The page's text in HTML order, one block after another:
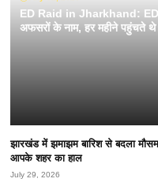
ED Raid in Jharkhand: ED
अफसरों के नाम, हर महीने पहुंचते थे
झारखंड में झमाझम बारिश से बदला
आपके शहर का हाल
July 29, 2026